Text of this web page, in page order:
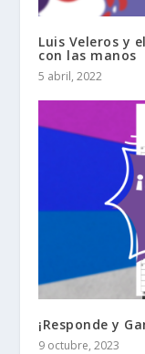
Luis Veleros y
con las manos
5 abril, 2022
¡Responde y
9 octubre, 2023